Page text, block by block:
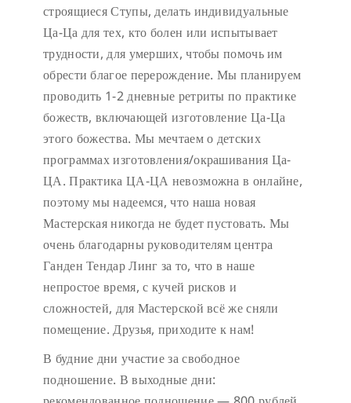
строящиеся Ступы, делать индивидуальные
Ца-Ца для тех, кто болен или испытывает
трудности, для умерших, чтобы помочь им
обрести благое перерождение. Мы планируем
проводить 1-2 дневные ретриты по практике
божеств, включающей изготовление Ца-Ца
этого божества. Мы мечтаем о детских
программах изготовления/окрашивания Ца-
ЦА. Практика ЦА-ЦА невозможна в онлайне,
поэтому мы надеемся, что наша новая
Мастерская никогда не будет пустовать. Мы
очень благодарны руководителям центра
Ганден Тендар Линг за то, что в наше
непростое время, с кучей рисков и
сложностей, для Мастерской всё же сняли
помещение. Друзья, приходите к нам!
В будние дни участие за свободное
подношение. В выходные дни: